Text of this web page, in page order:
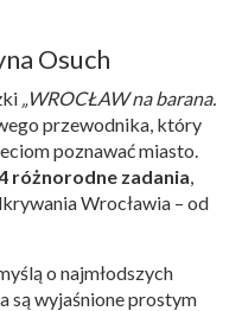
Osuch
„WROCŁAW na barana.
przewodnika, który
poznawać miasto.
różnorodne zadania,
Wrocławia – od
o najmłodszych
są wyjaśnione prostym